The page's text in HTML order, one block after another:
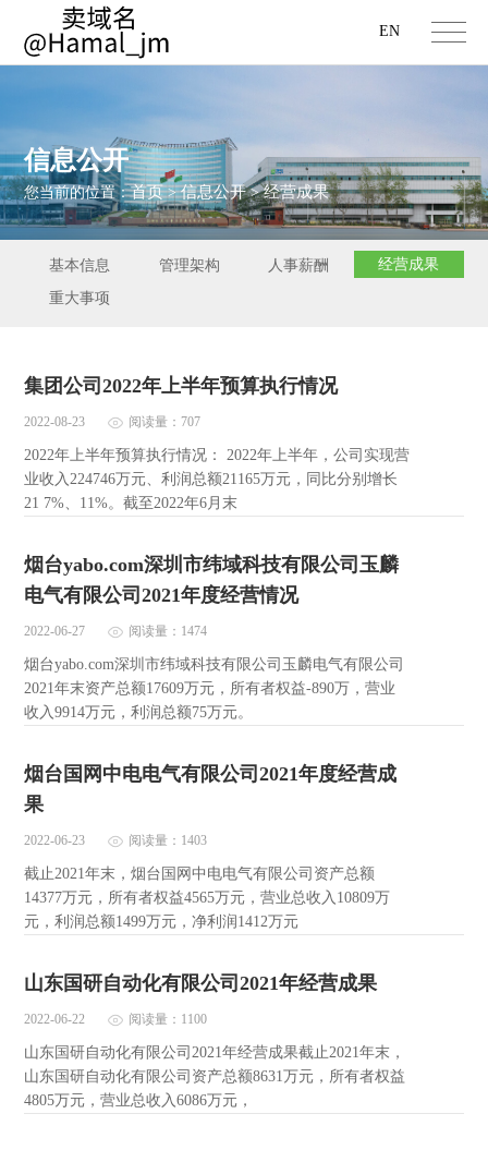
EN
信息公开
您当前的位置：首页>信息公开>经营成果
基本信息 管理架构 人事薪酬 经营成果
重大事项
集团公司2022年上半年预算执行情况
2022-08-23 阅读量：707
2022年上半年预算执行情况： 2022年上半年，公司实现营
业收入224746万元、利润总额21165万元，同比分别增长
21 7%、11%。截至2022年6月末
烟台yabo.com深圳市纬域科技有限公司玉麟
电气有限公司2021年度经营情况
2022-06-27 阅读量：1474
烟台yabo.com深圳市纬域科技有限公司玉麟电气有限公司
2021年末资产总额17609万元，所有者权益-890万，营业
收入9914万元，利润总额75万元。
烟台国网中电电气有限公司2021年度经营成
果
2022-06-23 阅读量：1403
截止2021年末，烟台国网中电电气有限公司资产总额
14377万元，所有者权益4565万元，营业总收入10809万
元，利润总额1499万元，净利润1412万元
山东国研自动化有限公司2021年经营成果
2022-06-22 阅读量：1100
山东国研自动化有限公司2021年经营成果截止2021年末，
山东国研自动化有限公司资产总额8631万元，所有者权益
4805万元，营业总收入6086万元，